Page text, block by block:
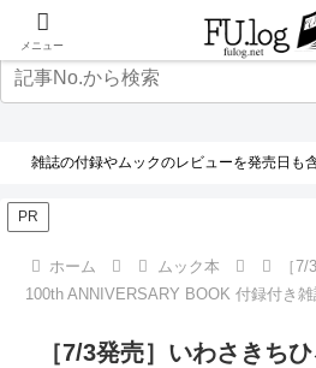
雑誌の付録やムックのレビューを発売日も
PR
ホーム ムック本
［
100th ANNIVERSARY BOOK 付録付き
［7/3発売］いわさきち
メニュー